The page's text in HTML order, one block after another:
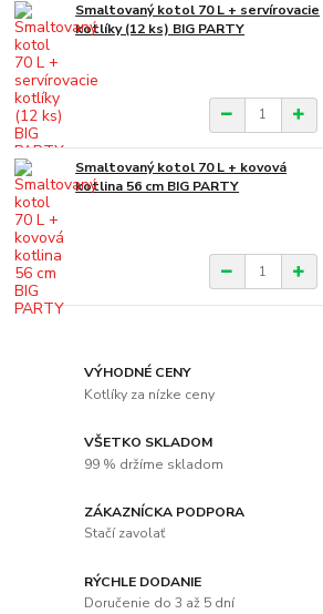
Smaltovaný kotol 70 L + servírovacie
kotlíky (12 ks) BIG PARTY
Smaltovaný kotol 70 L + kovová
kotlina 56 cm BIG PARTY
VÝHODNÉ CENY
Kotlíky za nízke ceny
VŠETKO SKLADOM
99 % držíme skladom
ZÁKAZNÍCKA PODPORA
Stačí zavolať
RÝCHLE DODANIE
Doručenie do 3 až 5 dní